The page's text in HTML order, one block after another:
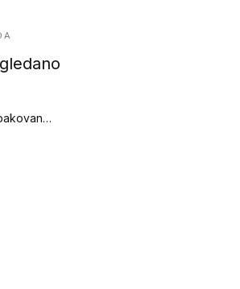
Polirani nož - Bez pakovanja (Ručni alati za podove)